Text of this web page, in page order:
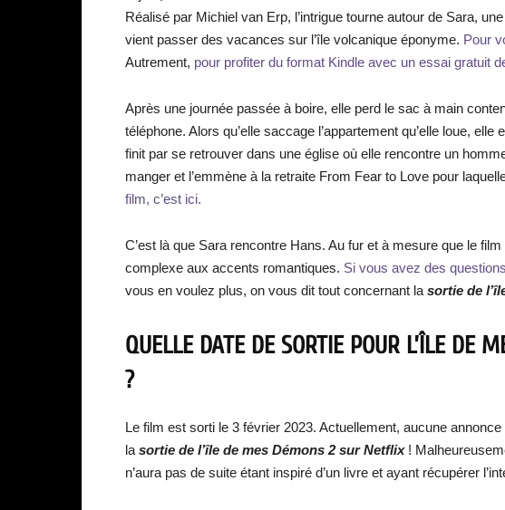
Réalisé par Michiel van Erp, l’intrigue tourne autour de Sara,
vient passer des vacances sur l’île volcanique éponyme. Pour
Autrement, pour profiter du format Kindle avec un essai gratuit
Après une journée passée à boire, elle perd le sac à main
téléphone. Alors qu’elle saccage l’appartement qu’elle loue,
finit par se retrouver dans une église où elle rencontre un
manger et l’emmène à la retraite From Fear to Love pour
film, c’est ici.
C’est là que Sara rencontre Hans. Au fur et à mesure que le
complexe aux accents romantiques. Si vous avez des
vous en voulez plus, on vous dit tout concernant la sortie de
QUELLE DATE DE SORTIE POUR L’ÎLE DE
?
Le film est sorti le 3 février 2023. Actuellement, aucune
la sortie de l’île de mes Démons 2 sur Netflix!
n’aura pas de suite étant inspiré d’un livre et ayant récupérer